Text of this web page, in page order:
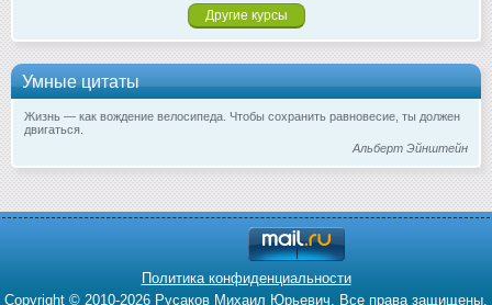
Другие курсы
Умные цитаты
Жизнь — как вождение велосипеда. Чтобы сохранить равновесие, ты должен
двигаться.
Альберт Эйнштейн
Политика конфиденциальности
Copyright © 2010-2026 Русаков Михаил Юрьевич. Все права защищены.